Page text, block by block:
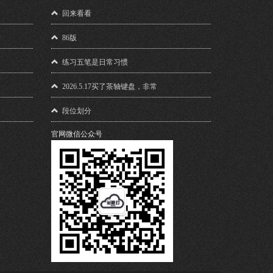
回来看看
86版
练习五笔是日常习惯
2026.5.17买了茶轴键盘，非常
段位划分
官网微信公众号